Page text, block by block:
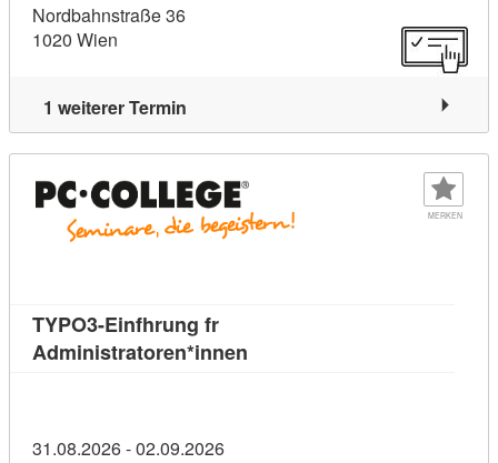
Nordbahnstraße 36
1020 Wien
1 weiterer Termin
MERKEN
TYPO3-Einfhrung fr
Administratoren*innen
31.08.2026 - 02.09.2026